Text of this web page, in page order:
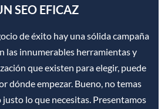
SEO EFICAZ
de éxito hay una sólida campaña
las innumerables herramientas y
que existen para elegir, puede
dónde empezar. Bueno, no temas
justo lo que necesitas. Presentamos